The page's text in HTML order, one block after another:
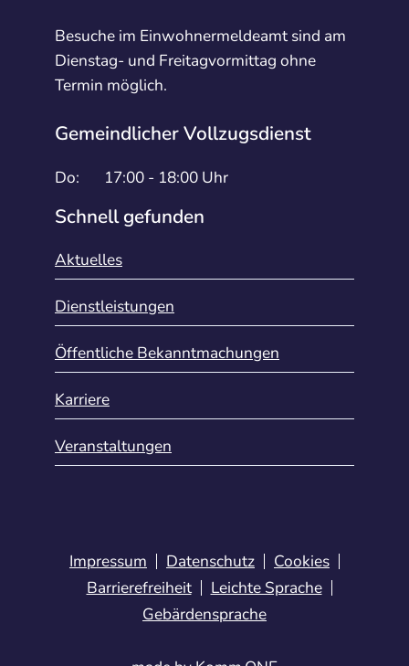
Besuche im Einwohnermeldeamt sind am
Dienstag- und Freitagvormittag ohne
Termin möglich.
Gemeindlicher Vollzugsdienst
Do: 17:00 - 18:00 Uhr
Schnell gefunden
Aktuelles
Dienstleistungen
Öffentliche Bekanntmachungen
Karriere
Veranstaltungen
Impressum Datenschutz
Cookies
Barrierefreiheit
Leichte Sprache
Gebärdensprache